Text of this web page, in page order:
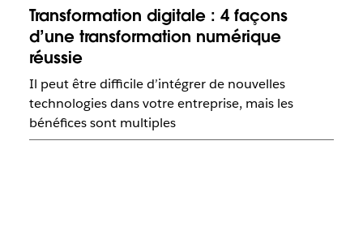
Transformation digitale : 4 façons
d’une transformation numérique
réussie
Il peut être difficile d’intégrer de nouvelles
technologies dans votre entreprise, mais les
bénéfices sont multiples